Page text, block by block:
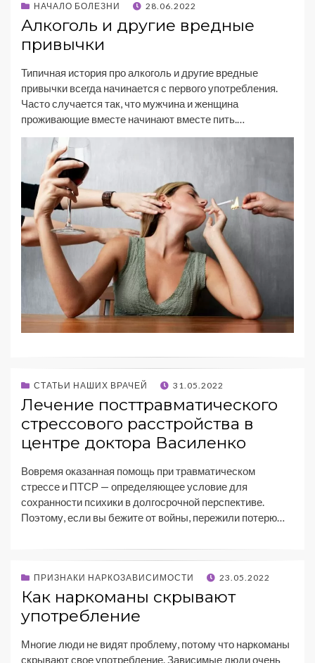
НАЧАЛО БОЛЕЗНИ 28.06.2022
Алкоголь и другие вредные
привычки
Типичная история про алкоголь и другие вредные
привычки всегда начинается с первого употребления.
Часто случается так, что мужчина и женщина
проживающие вместе начинают вместе пить.…
СТАТЬИ НАШИХ ВРАЧЕЙ 31.05.2022
Лечение посттравматического
стрессового расстройства в
центре доктора Василенко
Вовремя оказанная помощь при травматическом
стрессе и ПТСР — определяющее условие для
сохранности психики в долгосрочной перспективе.
Поэтому, если вы бежите от войны, пережили потерю…
ПРИЗНАКИ НАРКОЗАВИСИМОСТИ 23.05.2022
Как наркоманы скрывают
употребление
Многие люди не видят проблему, потому что наркоманы
скрывают свое употребление. Зависимые люди очень